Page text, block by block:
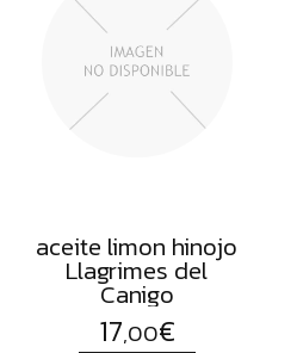
aceite limon hinojo
Llagrimes del
Canigo
17,00€